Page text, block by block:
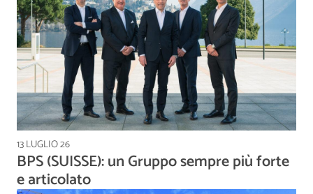
13 LUGLIO 26
BPS (SUISSE): un Gruppo sempre più forte
e articolato